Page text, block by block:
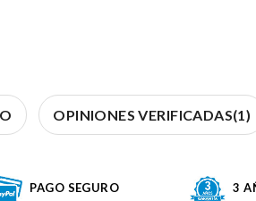
OPINIONES VERIFICADAS(1)
PAGO SEGURO
3